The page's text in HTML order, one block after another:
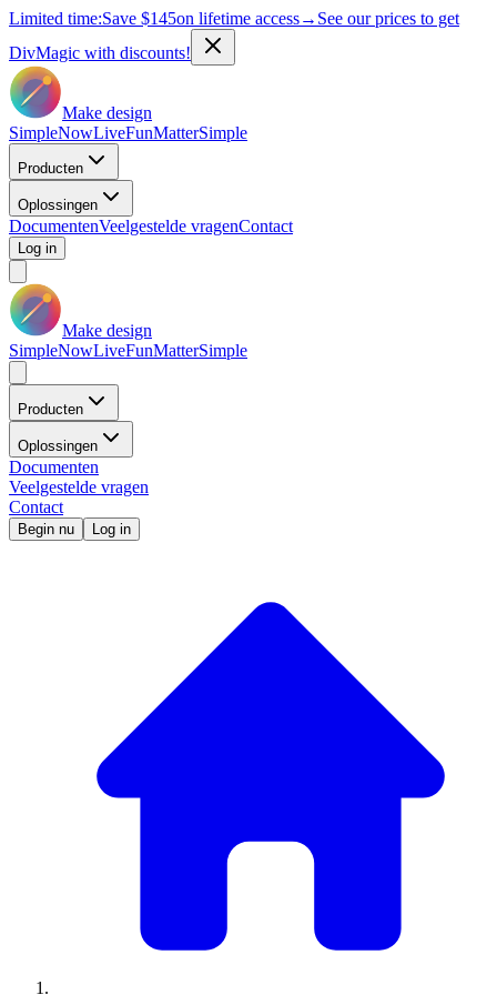
Limited time:Save $145on lifetime access→ See our prices to get
DivMagic with discounts!
Make design
SimpleNowLiveFunMatterSimple
Producten
Oplossingen
DocumentenVeelgestelde vragenContact
Log in
Make design
SimpleNowLiveFunMatterSimple
Producten
Oplossingen
Documenten
Veelgestelde vragen
Contact
Begin nu Log in